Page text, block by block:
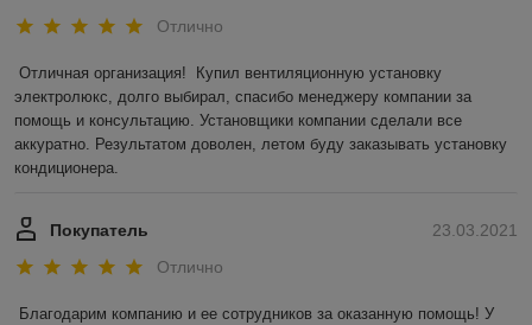
Отлично
Отличная организация!  Купил вентиляционную установку
электролюкс, долго выбирал, спасибо менеджеру компании за
помощь и консультацию. Установщики компании сделали все
аккуратно. Результатом доволен, летом буду заказывать установку
кондиционера.
23.03.2021
Покупатель
Отлично
Благодарим компанию и ее сотрудников за оказанную помощь! У